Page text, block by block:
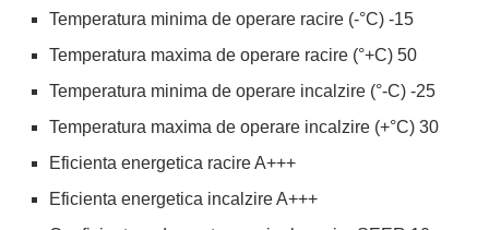
Temperatura minima de operare racire (-°C) -15
Temperatura maxima de operare racire (°+C) 50
Temperatura minima de operare incalzire (°-C) -25
Temperatura maxima de operare incalzire (+°C) 30
Eficienta energetica racire A+++
Eficienta energetica incalzire A+++